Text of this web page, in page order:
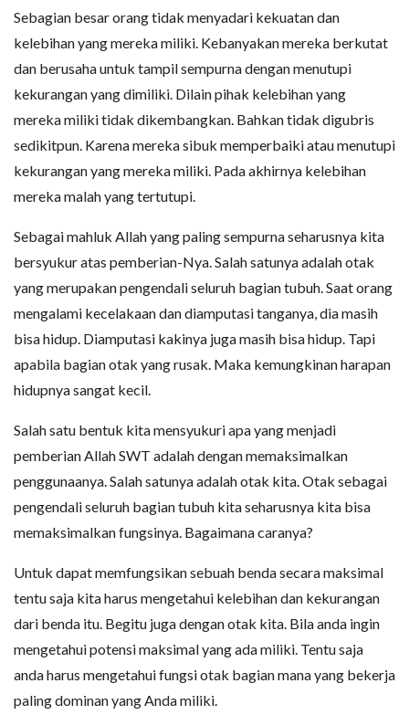
Sebagian besar orang tidak menyadari kekuatan dan
kelebihan yang mereka miliki. Kebanyakan mereka berkutat
dan berusaha untuk tampil sempurna dengan menutupi
kekurangan yang dimiliki. Dilain pihak kelebihan yang
mereka miliki tidak dikembangkan. Bahkan tidak digubris
sedikitpun. Karena mereka sibuk memperbaiki atau menutupi
kekurangan yang mereka miliki. Pada akhirnya kelebihan
mereka malah yang tertutupi.
Sebagai mahluk Allah yang paling sempurna seharusnya kita
bersyukur atas pemberian-Nya. Salah satunya adalah otak
yang merupakan pengendali seluruh bagian tubuh. Saat orang
mengalami kecelakaan dan diamputasi tanganya, dia masih
bisa hidup. Diamputasi kakinya juga masih bisa hidup. Tapi
apabila bagian otak yang rusak. Maka kemungkinan harapan
hidupnya sangat kecil.
Salah satu bentuk kita mensyukuri apa yang menjadi
pemberian Allah SWT adalah dengan memaksimalkan
penggunaanya. Salah satunya adalah otak kita. Otak sebagai
pengendali seluruh bagian tubuh kita seharusnya kita bisa
memaksimalkan fungsinya. Bagaimana caranya?
Untuk dapat memfungsikan sebuah benda secara maksimal
tentu saja kita harus mengetahui kelebihan dan kekurangan
dari benda itu. Begitu juga dengan otak kita. Bila anda ingin
mengetahui potensi maksimal yang ada miliki. Tentu saja
anda harus mengetahui fungsi otak bagian mana yang bekerja
paling dominan yang Anda miliki.